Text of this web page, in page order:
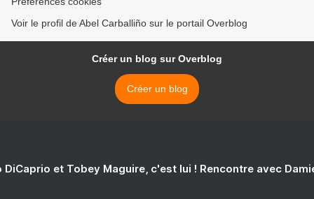
Voir le profil de Abel Carballiño sur le portail Overblog
Créer un blog sur Overblog
Créer un blog
DiCaprio et Tobey Maguire, c'est lui ! Rencontre avec